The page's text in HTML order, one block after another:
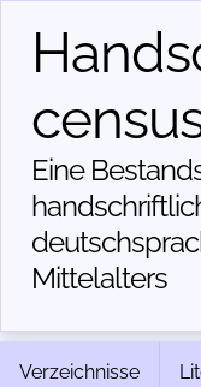
Eine
Mittelalters
Verzeichnisse